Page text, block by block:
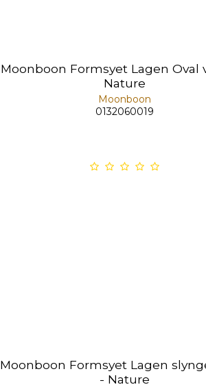
Moonboon Formsyet Lagen Oval
Nature
Moonboon
0132060019
Moonboon Formsyet Lagen
- Nature